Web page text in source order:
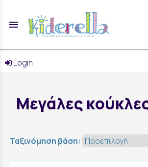
menu
Login
Μεγάλες
Ταξινόμηση βάση: